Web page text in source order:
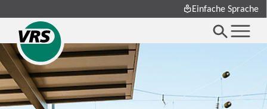
Einfache Sprache